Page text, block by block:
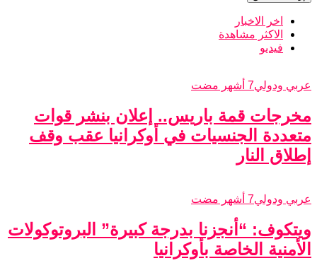
اخر الاخبار
الاكثر مشاهدة
فيديو
عربي ودولي7 أشهر مضت
مخرجات قمة باريس.. إعلان بنشر قوات
متعددة الجنسيات في أوكرانيا عقب وقف
إطلاق النار
عربي ودولي7 أشهر مضت
ويتكوف: “أنجزنا بدرجة كبيرة” البروتوكولات
الأمنية الخاصة بأوكرانيا